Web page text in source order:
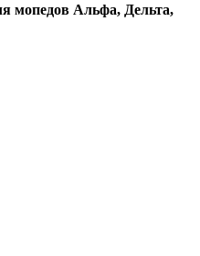
мопедов Альфа, Дельта,